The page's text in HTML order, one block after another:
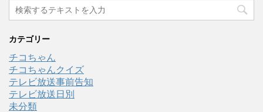
カテゴリー
チコちゃん
チコちゃんクイズ
テレビ放送事前告知
テレビ放送日別
未分類